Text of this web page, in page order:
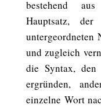
bestehend
Hauptsatz,
untergeordneten
und zugleich
die Syntax, den
ergründen,
einzelne Wort